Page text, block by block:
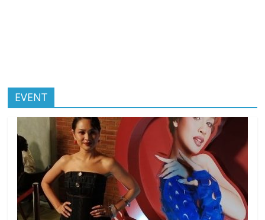
EVENT